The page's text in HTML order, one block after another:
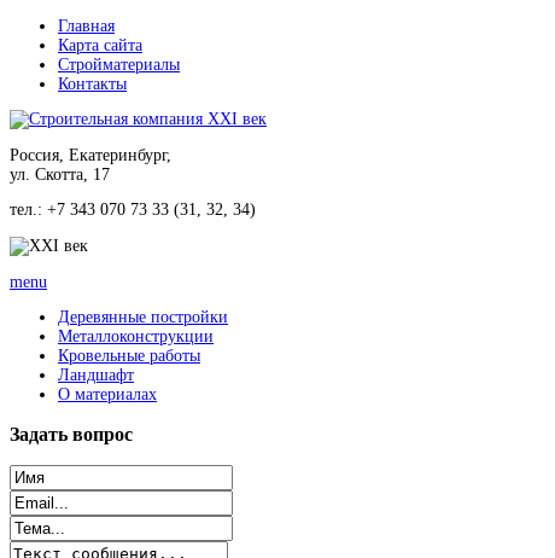
Главная
Карта сайта
Стройматериалы
Контакты
Россия, Екатеринбург,
ул. Скотта, 17
тел.: +7 343 070 73 33 (31, 32, 34)
menu
Деревянные постройки
Металлоконструкции
Кровельные работы
Ландшафт
О материалах
Задать вопрос